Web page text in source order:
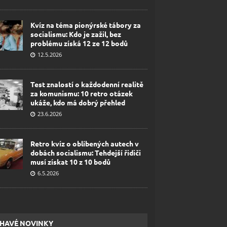
Kvíz na téma pionýrské tábory za
socialismu: Kdo je zažil, bez
problému získá 12 ze 12 bodů
12.5.2026
Test znalostí o každodenní realitě
za komunismu: 10 retro otázek
ukáže, kdo má dobrý přehled
23.6.2026
Retro kvíz o oblíbených autech v
dobách socialismu: Tehdejší řidiči
musí získat 10 z 10 bodů
6.5.2026
NOVINKY